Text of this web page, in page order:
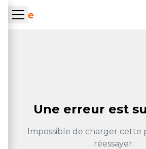
Skip to main content
Une erreur est
Impossible de charger cette
réessayer.